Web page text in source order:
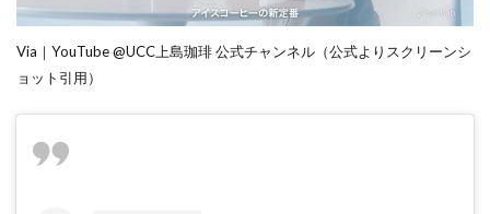
Via｜YouTube @UCC上島珈琲 公式チャンネル（公式よりスクリーンシ
ョット引用）